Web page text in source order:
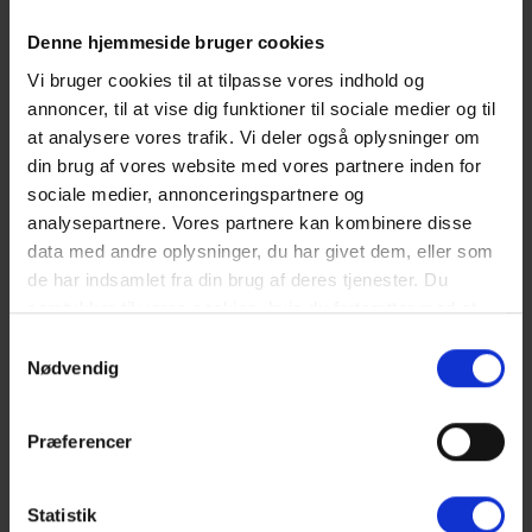
Denne hjemmeside bruger cookies
Vi bruger cookies til at tilpasse vores indhold og
annoncer, til at vise dig funktioner til sociale medier og til
at analysere vores trafik. Vi deler også oplysninger om
din brug af vores website med vores partnere inden for
sociale medier, annonceringspartnere og
analysepartnere. Vores partnere kan kombinere disse
data med andre oplysninger, du har givet dem, eller som
de har indsamlet fra din brug af deres tjenester. Du
samtykker til vores cookies, hvis du fortsætter med at
Nødvendig
Præferencer
Statistik
Vandforbrug er inklusiv i prisen.
Rengøring er inklusiv i prisen.
4 soveværelser. 2 med dobbeltseng 180x200 cm. 1 med 2
enkeltsenge (á 90x200 cm). 1 med køjeseng (70x200)
Det er muligt at låne barneseng og højstol fra kontoret.
Sengelinned er ikke inkluderet men kan tilkøbes.
NÆRMESTE INDKØB:
Bageri 1,5 km fra ferieboligen. Supermarked ”Storkøb” 1,7 km fra
ferieboligen.
OFFENTLIG TRANSPORT:
4,6 • 6 Bedømmelser
4,5